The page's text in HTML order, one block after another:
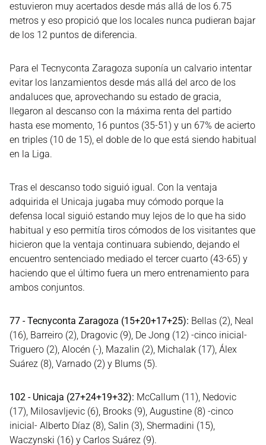
estuvieron muy acertados desde más allá de los 6.75
metros y eso propició que los locales nunca pudieran bajar
de los 12 puntos de diferencia.
Para el Tecnyconta Zaragoza suponía un calvario intentar
evitar los lanzamientos desde más allá del arco de los
andaluces que, aprovechando su estado de gracia,
llegaron al descanso con la máxima renta del partido
hasta ese momento, 16 puntos (35-51) y un 67% de acierto
en triples (10 de 15), el doble de lo que está siendo habitual
en la Liga.
Tras el descanso todo siguió igual. Con la ventaja
adquirida el Unicaja jugaba muy cómodo porque la
defensa local siguió estando muy lejos de lo que ha sido
habitual y eso permitía tiros cómodos de los visitantes que
hicieron que la ventaja continuara subiendo, dejando el
encuentro sentenciado mediado el tercer cuarto (43-65) y
haciendo que el último fuera un mero entrenamiento para
ambos conjuntos.
77 - Tecnyconta Zaragoza (15+20+17+25): Bellas (2), Neal
(16), Barreiro (2), Dragovic (9), De Jong (12) -cinco inicial-
Triguero (2), Alocén (-), Mazalin (2), Michalak (17), Álex
Suárez (8), Varnado (2) y Blums (5).
102 - Unicaja (27+24+19+32): McCallum (11), Nedovic
(17), Milosavljevic (6), Brooks (9), Augustine (8) -cinco
inicial- Alberto Díaz (8), Salin (3), Shermadini (15),
Waczynski (16) y Carlos Suárez (9).